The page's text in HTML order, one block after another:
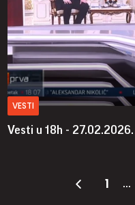
VESTI
Vesti u 18h - 27.02.2026.
1 ...